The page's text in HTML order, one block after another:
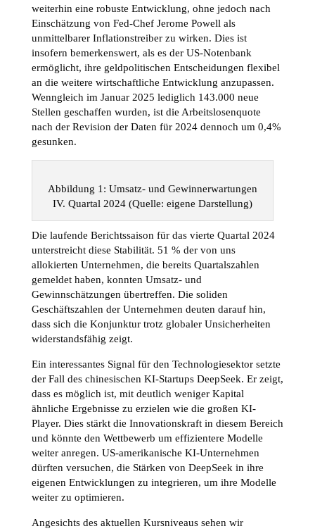
weiterhin eine robuste Entwicklung, ohne jedoch nach
Einschätzung von Fed-Chef Jerome Powell als
unmittelbarer Inflationstreiber zu wirken. Dies ist
insofern bemerkenswert, als es der US-Notenbank
ermöglicht, ihre geldpolitischen Entscheidungen flexibel
an die weitere wirtschaftliche Entwicklung anzupassen.
Wenngleich im Januar 2025 lediglich 143.000 neue
Stellen geschaffen wurden, ist die Arbeitslosenquote
nach der Revision der Daten für 2024 dennoch um 0,4%
gesunken.
Abbildung 1: Umsatz- und Gewinnerwartungen
IV. Quartal 2024 (Quelle: eigene Darstellung)
Die laufende Berichtssaison für das vierte Quartal 2024
unterstreicht diese Stabilität. 51 % der von uns
allokierten Unternehmen, die bereits Quartalszahlen
gemeldet haben, konnten Umsatz- und
Gewinnschätzungen übertreffen. Die soliden
Geschäftszahlen der Unternehmen deuten darauf hin,
dass sich die Konjunktur trotz globaler Unsicherheiten
widerstandsfähig zeigt.
Ein interessantes Signal für den Technologiesektor setzte
der Fall des chinesischen KI-Startups DeepSeek. Er zeigt,
dass es möglich ist, mit deutlich weniger Kapital
ähnliche Ergebnisse zu erzielen wie die großen KI-
Player. Dies stärkt die Innovationskraft in diesem Bereich
und könnte den Wettbewerb um effizientere Modelle
weiter anregen. US-amerikanische KI-Unternehmen
dürften versuchen, die Stärken von DeepSeek in ihre
eigenen Entwicklungen zu integrieren, um ihre Modelle
weiter zu optimieren.
Angesichts des aktuellen Kursniveaus sehen wir